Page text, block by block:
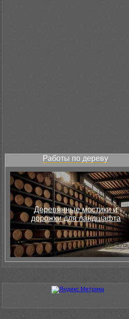
Работы по дереву
Деревянные мостики и
дорожки для ландшафта